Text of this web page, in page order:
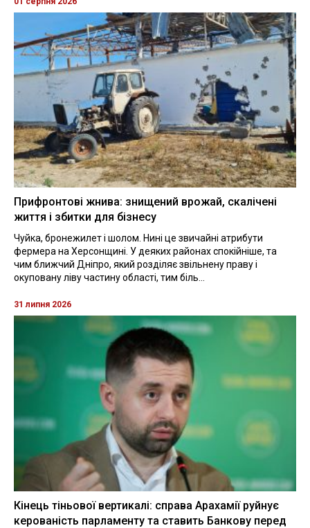
Прифронтові жнива: знищений врожай, скалічені
життя і збитки для бізнесу
Чуйка, бронежилет і шолом. Нині це звичайні атрибути
фермера на Херсонщині. У деяких районах спокійніше, та
чим ближчий Дніпро, який розділяє звільнену праву і
окуповану ліву частину області, тим біль...
31 липня 2026
Кінець тіньової вертикалі: справа Арахамії руйнує
керованість парламенту та ставить Банкову перед